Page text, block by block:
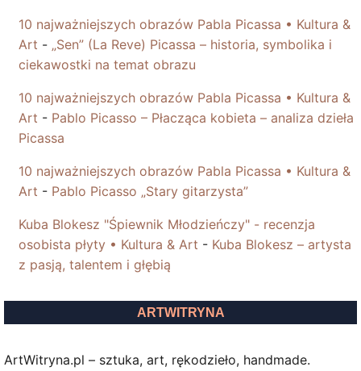
10 najważniejszych obrazów Pabla Picassa • Kultura &
Art - „Sen” (La Reve) Picassa – historia, symbolika i
ciekawostki na temat obrazu
10 najważniejszych obrazów Pabla Picassa • Kultura &
Art - Pablo Picasso – Płacząca kobieta – analiza dzieła
Picassa
10 najważniejszych obrazów Pabla Picassa • Kultura &
Art - Pablo Picasso „Stary gitarzysta”
Kuba Blokesz "Śpiewnik Młodzieńczy" - recenzja
osobista płyty • Kultura & Art - Kuba Blokesz – artysta
z pasją, talentem i głębią
ARTWITRYNA
ArtWitryna.pl – sztuka, art, rękodzieło, handmade.